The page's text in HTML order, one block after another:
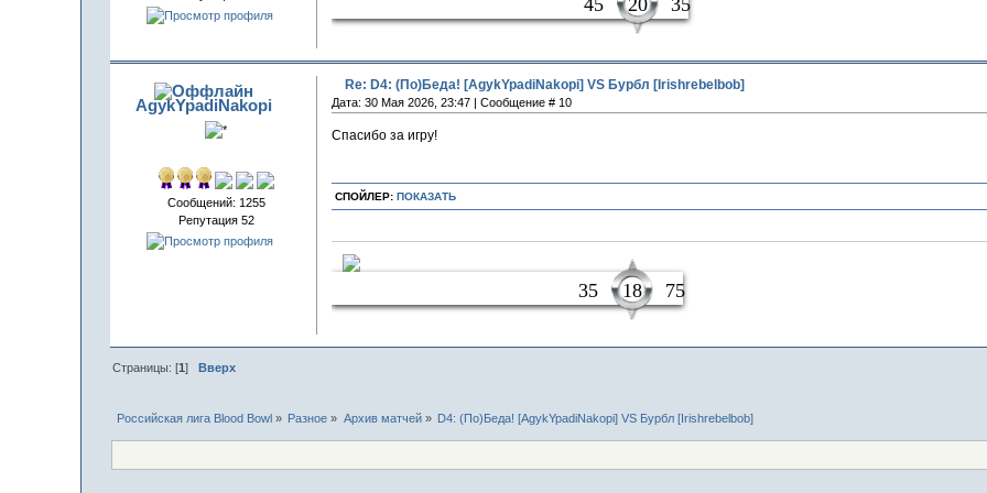
AgykYpadiNakopi
Сообщений: 1255
Репутация 52
Re: D4: (По)Беда! [AgykYpadiNakopi] VS Бурбл [Irishrebelbob]
Дата: 30 Мая 2026, 23:47 | Сообщение # 10
Спасибо за игру!
СПОЙЛЕР: ПОКАЗАТЬ
75
18
35
Страницы: [1]Вверх
Российская лига Blood Bowl » Разное » Архив матчей» D4: (По)Беда! [AgykYpadiNakopi] VS Бурбл [Irishrebelbob]